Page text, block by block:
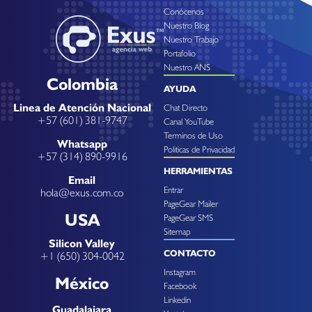
Colombia
Linea de Atención Nacional
+57 (601) 381-9747
Whatsapp
+57 (314) 890-9916
Email
hola@exus.com.co
USA
Silicon Valley
+1 (650) 304-0042
México
Guadalajara
Conócenos
Nuestro Blog
Nuestro Trabajo
Portafolio
Nuestro ANS
AYUDA
Chat Directo
Canal YouTube
Terminos de Uso
Politicas de Privacidad
HERRAMIENTAS
Entrar
PageGear Mailer
PageGear SMS
Sitemap
CONTACTO
Instagram
Facebook
Linkedin